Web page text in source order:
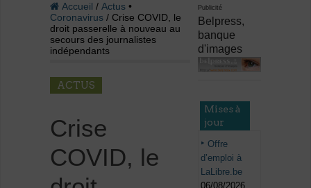
Accueil / Actus•
Coronavirus/ Crise COVID, le
droit passerelle à nouveau au
secours des journalistes
indépendants
ACTUS
Crise
COVID, le
Publicité
Belpress,
banque
d'images
Mises à
jour
Offre
d’emploi à
LaLibre.be
06/08/2026